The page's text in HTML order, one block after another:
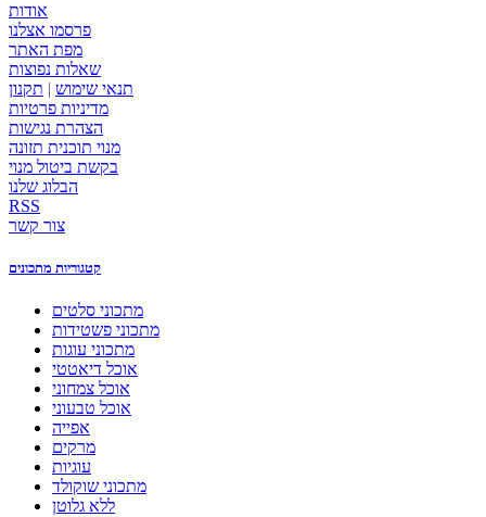
אודות
פרסמו אצלנו
מפת האתר
שאלות נפוצות
תנאי שימוש | תקנון
מדיניות פרטיות
הצהרת נגישות
מנוי תוכנית תזונה
בקשת ביטול מנוי
הבלוג שלנו
RSS
צור קשר
קטגוריות מתכונים
מתכוני סלטים
מתכוני פשטידות
מתכוני עוגות
אוכל דיאטטי
אוכל צמחוני
אוכל טבעוני
אפייה
מרקים
עוגיות
מתכוני שוקולד
ללא גלוטן